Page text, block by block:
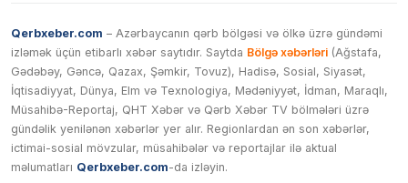
Qerbxeber.com – Azərbaycanın qərb bölgəsi və ölkə üzrə gündəmi
izləmək üçün etibarlı xəbər saytıdır. Saytda Bölgə xəbərləri (Ağstafa,
Gədəbəy, Gəncə, Qazax, Şəmkir, Tovuz), Hadisə, Sosial, Siyasət,
İqtisadiyyat, Dünya, Elm və Texnologiya, Mədəniyyət, İdman, Maraqlı,
Müsahibə-Reportaj, QHT Xəbər və Qərb Xəbər TV bölmələri üzrə
gündəlik yenilənən xəbərlər yer alır. Regionlardan ən son xəbərlər,
ictimai-sosial mövzular, müsahibələr və reportajlar ilə aktual
məlumatları Qerbxeber.com-da izləyin.